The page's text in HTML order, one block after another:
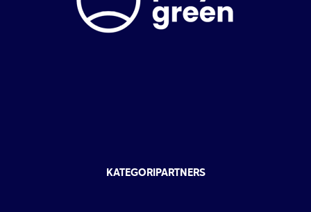
KATEGORIPARTNERS